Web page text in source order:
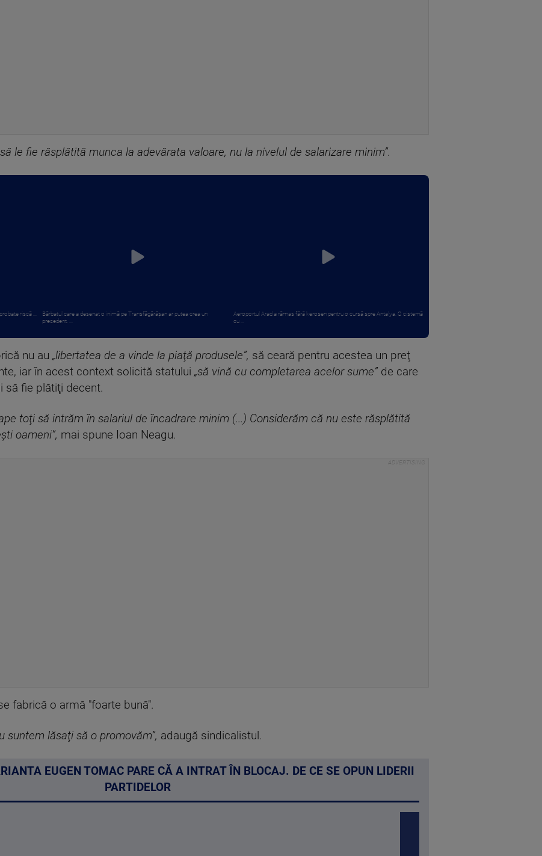
le fie răsplătită munca la adevărata valoare, nu la nivelul de salarizare minim”.
riscă ...
Bărbatul care a desenat o inimă pe Transfăgărășan ar putea crea un
precedent. ...
Aeroportul Arad a rămas fără kerosen pentru o cursă spre Antalya. O cisternă
cu ...
nu au „libertatea de a vinde la piaţă produsele”, să ceară pentru acestea un preţ
iar în acest context solicită statului „să vină cu completarea acelor sume” de care
să fie plătiţi decent.
toţi să intrăm în salariul de încadrare minim (...) Considerăm că nu este răsplătită
oameni”, mai spune Ioan Neagu.
fabrică o armă "foarte bună".
suntem lăsaţi să o promovăm”, adaugă sindicalistul.
EUGEN TOMAC PARE CĂ A INTRAT ÎN BLOCAJ. DE CE SE OPUN LIDERII
PARTIDELOR